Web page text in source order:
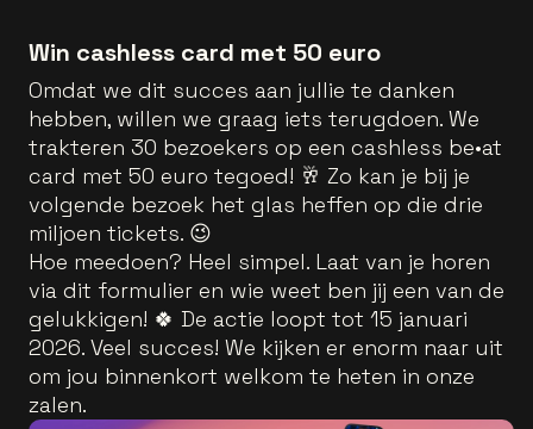
Win cashless card met 50 euro
Omdat we dit succes aan jullie te danken
hebben, willen we graag iets terugdoen. We
trakteren 30 bezoekers op een cashless be•at
card met 50 euro tegoed! 🥂 Zo kan je bij je
volgende bezoek het glas heffen op die drie
miljoen tickets. 😉
Hoe meedoen? Heel simpel. Laat van je horen
via dit formulier en wie weet ben jij een van de
gelukkigen! 🍀 De actie loopt tot 15 januari
2026. Veel succes! We kijken er enorm naar uit
om jou binnenkort welkom te heten in onze
zalen.